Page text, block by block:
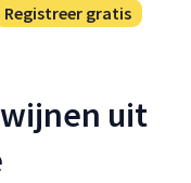
Registreer gratis
uit